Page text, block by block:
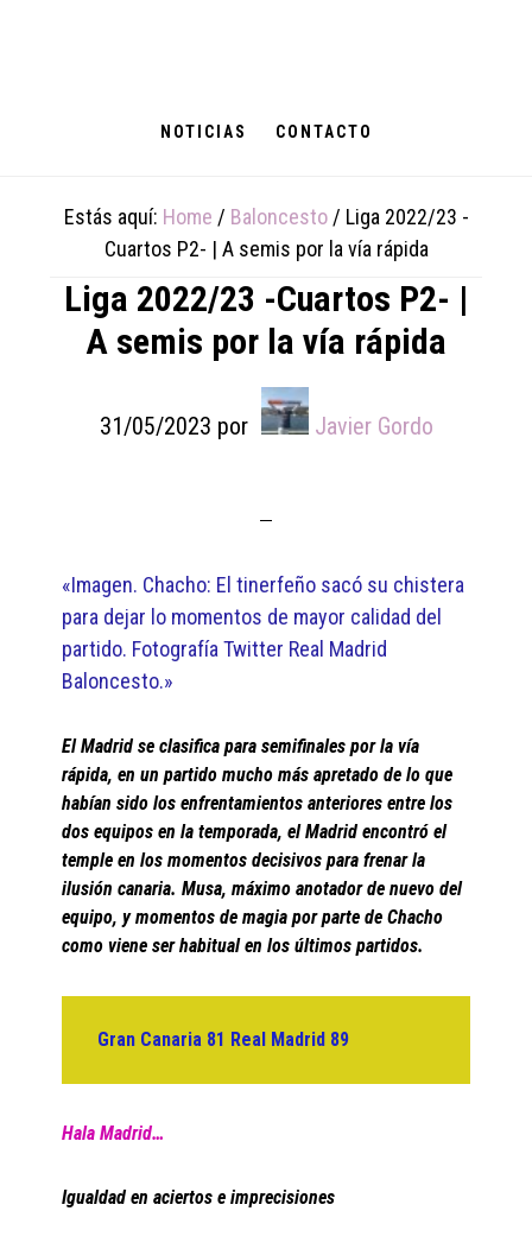
NOTICIAS CONTACTO
Estás aquí: Home / Baloncesto / Liga 2022/23 -
Cuartos P2- | A semis por la vía rápida
Liga 2022/23 -Cuartos P2- |
A semis por la vía rápida
31/05/2023 por Javier Gordo
«Imagen. Chacho: El tinerfeño sacó su chistera
para dejar lo momentos de mayor calidad del
partido. Fotografía Twitter Real Madrid
Baloncesto.»
El Madrid se clasifica para semifinales por la vía
rápida, en un partido mucho más apretado de lo que
habían sido los enfrentamientos anteriores entre los
dos equipos en la temporada, el Madrid encontró el
temple en los momentos decisivos para frenar la
ilusión canaria. Musa, máximo anotador de nuevo del
equipo, y momentos de magia por parte de Chacho
como viene ser habitual en los últimos partidos.
Gran Canaria 81 Real Madrid 89
Hala Madrid…
Igualdad en aciertos e imprecisiones